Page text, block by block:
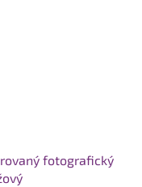
fotografický